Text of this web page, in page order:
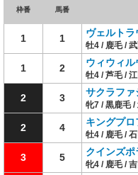
枠番 馬番
1 1 ヴェルトラ
牡4 / 鹿毛 /
1 2 ウィウィル
牡4 / 芦毛 /
2 3 サクラファ
牝7 / 黒鹿毛
2 4 キングプロ
牡4 / 鹿毛 /
3 5 クインズポ
牝4 / 鹿毛 /